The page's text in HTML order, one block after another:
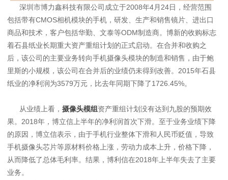
深圳市博力鑫科技有限公司成立于2008年4月24日，经营范围
包括带有CMOS相机模块的手机，研发、生产和销售镜片、进出口
商品和技术，客户包括华勤、文泰等ODM制造商。博新的收购标志
着石县纸业长期重大资产重组计划的正式启动。在合并和收购之
后，该公司的主要业务转向手机摄像头模块的制造和销售，由于鲍
里斯的小规模，该公司在合并后的业绩仍未得到改善。2015年石县
纸业的净利润为3579万元，比去年同期下降了1726.45%。
从业绩上看， 摄像头模组 资产重组计划没有达到九股的预期效
果。2018年，博立信上半年的净利润首次下滑。至于业务业绩下降
的原因，博立信表示，由于手机行业整体下滑和人民币贬值，导致
手机摄像头芯片等原材料价格上涨，劳动力成本上升，价格下降，
从而降低了总体毛利率。结果，博利信在2018年上半年失去了主要
业务。